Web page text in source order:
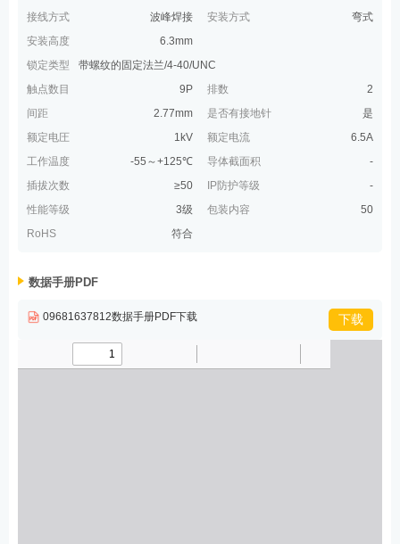
接线方式
波峰焊接 安装方式
弯式
安装高度
6.3mm
锁定类型
带螺纹的固定法兰/4-40/UNC
触点数目
9P 排数
2
间距
2.77mm 是否有接地针
是
额定电圧
1kV 额定电流
6.5A
工作温度
-55～+125℃ 导体截面积
-
插拔次数
≥50 IP防护等级
-
性能等级
3级 包装内容
50
RoHS
符合
数据手册PDF
09681637812数据手册PDF下载 下载